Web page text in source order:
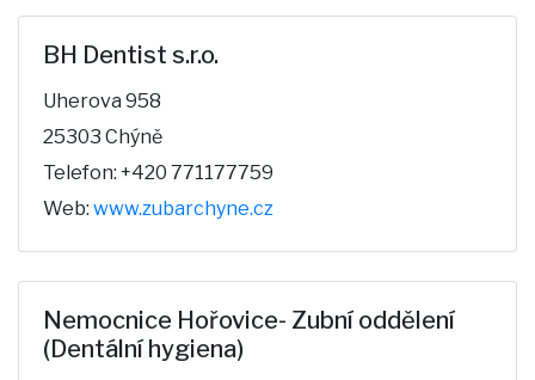
BH Dentist s.r.o.
Uherova 958
25303 Chýně
Telefon: +420 771177759
Web: www.zubarchyne.cz
Nemocnice Hořovice- Zubní oddělení
(Dentální hygiena)